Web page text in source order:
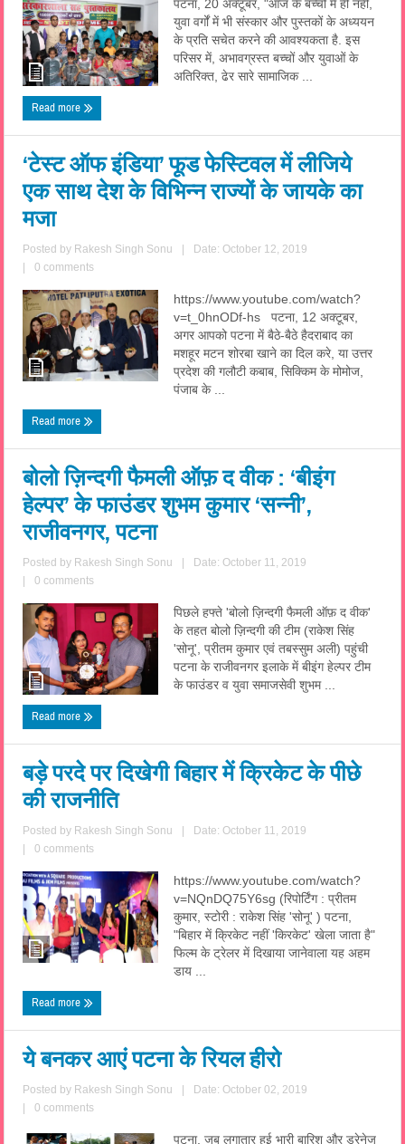
पटना, 20 अक्टूबर, "आज के बच्चों में ही नहीं,
युवा वर्गों में भी संस्कार और पुस्तकों के अध्ययन
के प्रति सचेत करने की आवश्यकता है. इस
परिसर में, अभावग्रस्त बच्चों और युवाओं के
अतिरिक्त, ढेर सारे सामाजिक ...
Read more
‘टेस्‍ट ऑफ इंडिया’ फूड फेस्टिवल में लीजिये
एक साथ देश के विभिन्‍न राज्‍यों के जायके का
मजा
Posted by Rakesh Singh Sonu
Date: October 12, 2019
0 comments
https://www.youtube.com/watch?
v=t_0hnODf-hs पटना, 12 अक्‍टूबर,
अगर आपको पटना में बैठे-बैठे हैदराबाद का
मशहूर मटन शोरबा खाने का दिल करे, या उत्तर
प्रदेश की गलौटी कबाब, सिक्किम के मोमोज,
पंजाब के ...
Read more
बोलो ज़िन्दगी फैमली ऑफ़ द वीक : ‘बीइंग
हेल्पर’ के फाउंडर शुभम कुमार ‘सन्नी’,
राजीवनगर, पटना
Posted by Rakesh Singh Sonu
Date: October 11, 2019
0 comments
पिछले हफ्ते 'बोलो ज़िन्दगी फैमली ऑफ़ द वीक'
के तहत बोलो ज़िन्दगी की टीम (राकेश सिंह
'सोनू', प्रीतम कुमार एवं तबस्सुम अली) पहुंची
पटना के राजीवनगर इलाके में बीइंग हेल्पर टीम
के फाउंडर व युवा समाजसेवी शुभम ...
Read more
बड़े परदे पर दिखेगी बिहार में क्रिकेट के पीछे
की राजनीति
Posted by Rakesh Singh Sonu
Date: October 11, 2019
0 comments
https://www.youtube.com/watch?
v=NQnDQ75Y6sg (रिपोर्टिंग : प्रीतम
कुमार, स्टोरी : राकेश सिंह 'सोनू' ) पटना,
"बिहार में क्रिकेट नहीं 'किरकेट' खेला जाता है"
फिल्म के ट्रेलर में दिखाया जानेवाला यह अहम
डाय ...
Read more
ये बनकर आएं पटना के रियल हीरो
Posted by Rakesh Singh Sonu
Date: October 02, 2019
0 comments
पटना, जब लगातार हुई भारी बारिश और ड्रेनेज